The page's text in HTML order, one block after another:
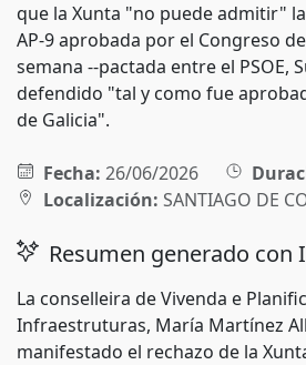
que la Xunta "no puede admitir"
AP-9 aprobada por el Congreso
semana --pactada entre el PSOE,
defendido "tal y como fue
de Galicia".
Fecha: 26/06/2026
Localización: SANTIAGO DE
Resumen generado con
La conselleira de Vivenda e
Infraestruturas, María Martínez
manifestado el rechazo de la